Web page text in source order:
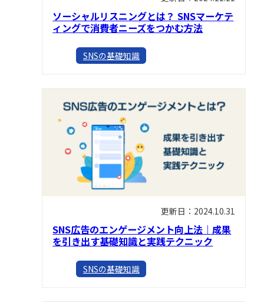
ソーシャルリスニングとは？ SNSマーケテ
ィングで消費者ニーズをつかむ方法
SNSの基礎知識
更新日：2024.10.31
SNS広告のエンゲージメント向上法｜成果
を引き出す基礎知識と実践テクニック
SNSの基礎知識